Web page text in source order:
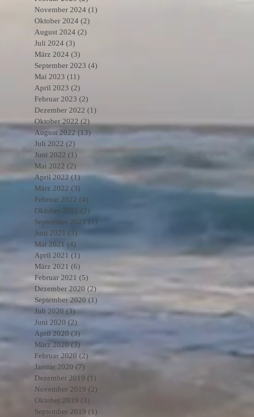
November 2024 (1)
Oktober 2024 (2)
August 2024 (2)
Juli 2024 (3)
März 2024 (3)
September 2023 (4)
Mai 2023 (11)
April 2023 (2)
Februar 2023 (2)
Dezember 2022 (1)
Oktober 2022 (2)
August 2022 (13)13 Beiträge
Juli 2022 (2)
Juni 2022 (1)
Mai 2022 (2)
April 2022 (1)1 Beitrag
März 2022 (3)
Februar 2022 (4)
Oktober 2021 (2)
September 2021 (1)
Juni 2021 (3)
Mai 2021 (4)
April 2021 (1)
März 2021 (6)
Februar 2021 (5) 5 Beiträge
Dezember 2020 (2) 2 Beiträge
September 2020 (1)
Juli 2020 (3)3 Beiträge
Juni 2020 (2)
April 2020 (3)
März 2020 (3) 3 Beiträge
Februar 2020 (2) 2 Beiträge
Januar 2020 (7)
Dezember 2019 (1)
November 2019 (2)
Oktober 2019 (3)
September 2019 (1)